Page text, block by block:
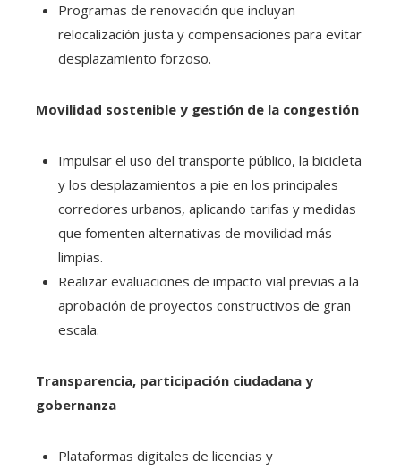
Programas de renovación que incluyan
relocalización justa y compensaciones para evitar
desplazamiento forzoso.
Movilidad sostenible y gestión de la congestión
Impulsar el uso del transporte público, la bicicleta
y los desplazamientos a pie en los principales
corredores urbanos, aplicando tarifas y medidas
que fomenten alternativas de movilidad más
limpias.
Realizar evaluaciones de impacto vial previas a la
aprobación de proyectos constructivos de gran
escala.
Transparencia, participación ciudadana y
gobernanza
Plataformas digitales de licencias y